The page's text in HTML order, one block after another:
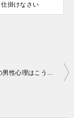
掛けなさい
別れて一年の男性心理はこう変わる！「別れてよかった」から「手放して後悔」へ